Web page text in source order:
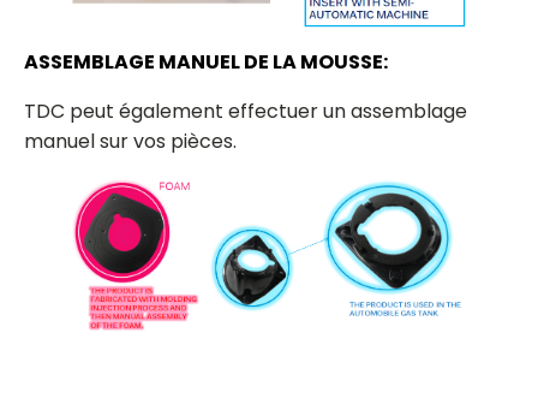
ASSEMBLAGE MANUEL DE LA MOUSSE:
TDC peut également effectuer un assemblage
manuel sur vos pièces.